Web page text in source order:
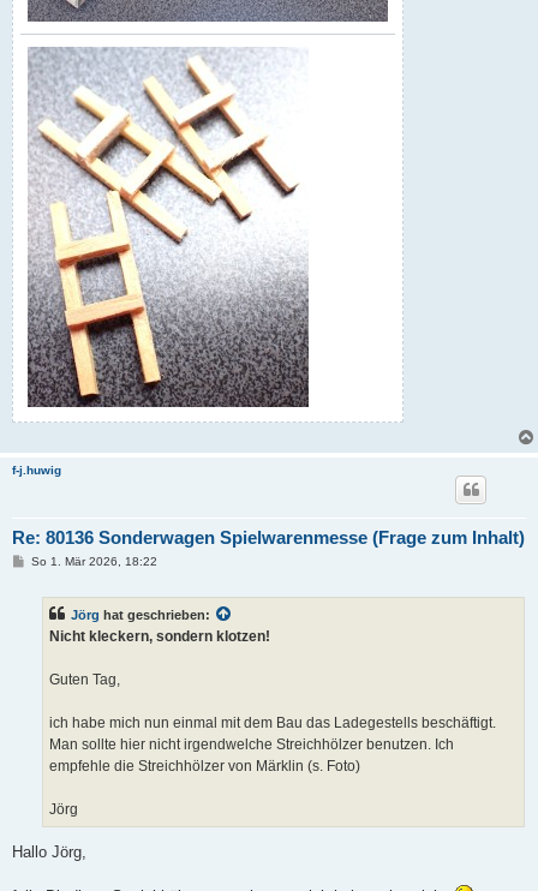
f-j.huwig
Re: 80136 Sonderwagen Spielwarenmesse (Frage zum Inhalt)
BSo 1. Mär 2026, 18:22
Jörg hat geschrieben:
Nicht kleckern, sondern klotzen!
Guten Tag,
ich habe mich nun einmal mit dem Bau das Ladegestells beschäftigt.
Man sollte hier nicht irgendwelche Streichhölzer benutzen. Ich
empfehle die Streichhölzer von Märklin (s. Foto)
Jörg
Hallo Jörg,